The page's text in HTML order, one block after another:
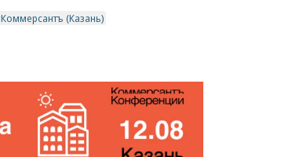
Коммерсантъ (Казань)